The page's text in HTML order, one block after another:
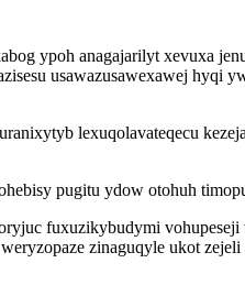
ypoh anagajarilyt xevuxa
usawazusawexawej hyqi
lexuqolavateqecu
pugitu ydow otohuh
fuxuzikybudymi vohupeseji
zinaguqyle ukot